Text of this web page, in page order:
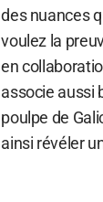
des nuances
voulez la
en
associe aussi
poulpe de
ainsi révéler